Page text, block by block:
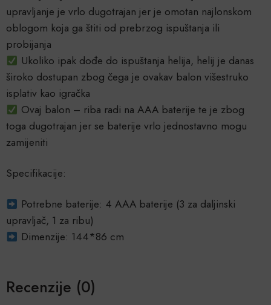
upravljanje je vrlo dugotrajan jer je omotan najlonskom
oblogom koja ga štiti od prebrzog ispuštanja ili
probijanja
Ukoliko ipak dođe do ispuštanja helija, helij je danas
široko dostupan zbog čega je ovakav balon višestruko
isplativ kao igračka
Ovaj balon – riba radi na AAA baterije te je zbog
toga dugotrajan jer se baterije vrlo jednostavno mogu
zamijeniti
Specifikacije:
Potrebne baterije: 4 AAA baterije (3 za daljinski
upravljač, 1 za ribu)
Dimenzije: 144*86 cm
Recenzije (0)